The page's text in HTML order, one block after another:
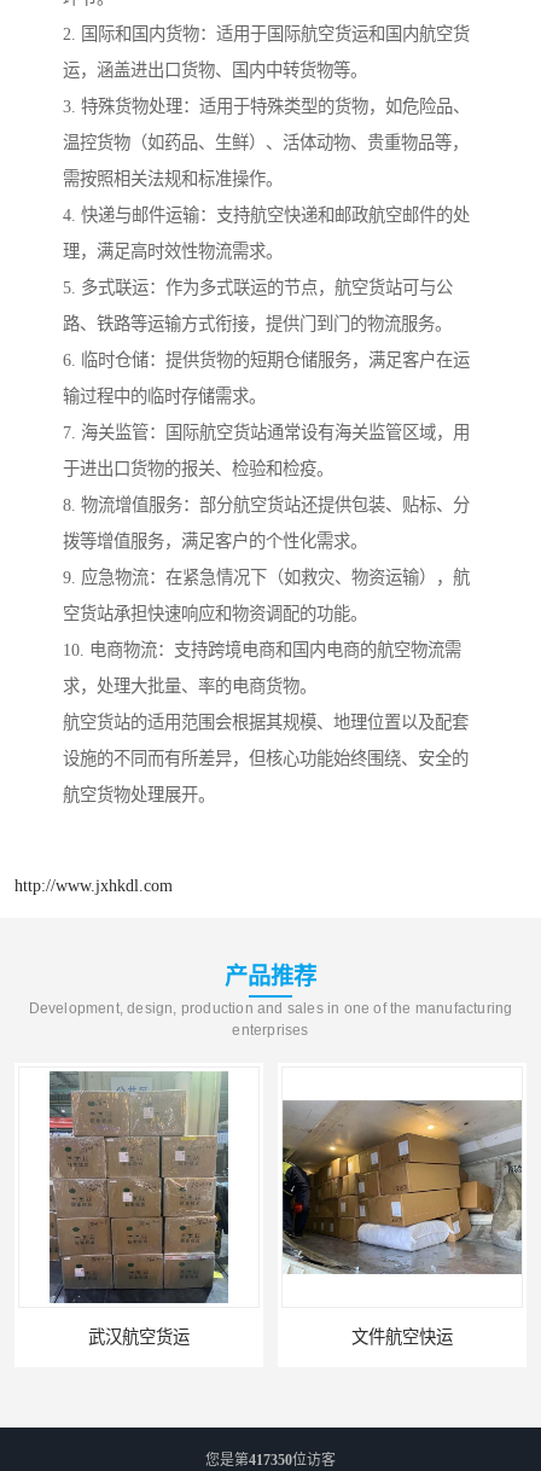
2. 国际和国内货物：适用于国际航空货运和国内航空货
运，涵盖进出口货物、国内中转货物等。
3. 特殊货物处理：适用于特殊类型的货物，如危险品、
温控货物（如药品、生鲜）、活体动物、贵重物品等，
需按照相关法规和标准操作。
4. 快递与邮件运输：支持航空快递和邮政航空邮件的处
理，满足高时效性物流需求。
5. 多式联运：作为多式联运的节点，航空货站可与公
路、铁路等运输方式衔接，提供门到门的物流服务。
6. 临时仓储：提供货物的短期仓储服务，满足客户在运
输过程中的临时存储需求。
7. 海关监管：国际航空货站通常设有海关监管区域，用
于进出口货物的报关、检验和检疫。
8. 物流增值服务：部分航空货站还提供包装、贴标、分
拨等增值服务，满足客户的个性化需求。
9. 应急物流：在紧急情况下（如救灾、物资运输），航
空货站承担快速响应和物资调配的功能。
10. 电商物流：支持跨境电商和国内电商的航空物流需
求，处理大批量、率的电商货物。
航空货站的适用范围会根据其规模、地理位置以及配套
设施的不同而有所差异，但核心功能始终围绕、安全的
航空货物处理展开。
http://www.jxhkdl.com
产品推荐
Development, design, production and sales in one of the manufacturing
enterprises
文件航空快运 专业空运公司
您是第417350位访客